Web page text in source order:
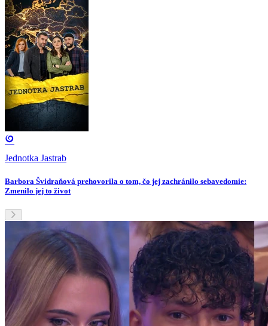
Jednotka Jastrab
Barbora Švidraňová prehovorila o tom, čo jej zachránilo sebavedomie:
Zmenilo jej to život